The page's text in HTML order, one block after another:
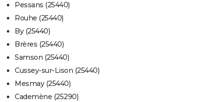
Pessans (25440)
Rouhe (25440)
By (25440)
Brères (25440)
Samson (25440)
Cussey-sur-Lison (25440)
Mesmay (25440)
Cademène (25290)